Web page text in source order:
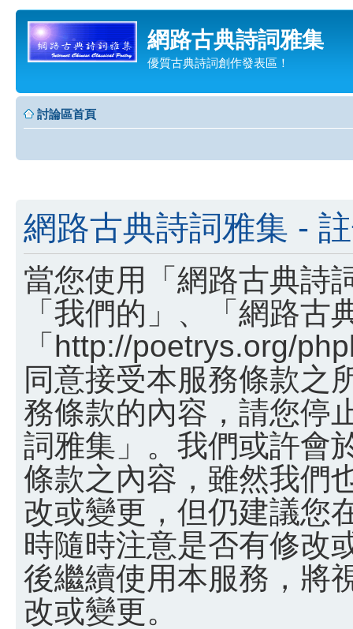
網路古典詩詞雅集
優質古典詩詞創作發表區！
討論區首頁
網路古典詩詞雅集 -
當您使用「網路古典詩
「我們的」、「網路古
「http://poetrys.org/
同意接受本服務條款之
務條款的內容，請您停
詞雅集」。我們或許會
條款之內容，雖然我們
改或變更，但仍建議您
時隨時注意是否有修改
後繼續使用本服務，將
改或變更。